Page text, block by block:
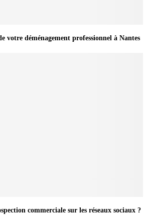
votre déménagement professionnel à Nantes
commerciale sur les réseaux sociaux ?